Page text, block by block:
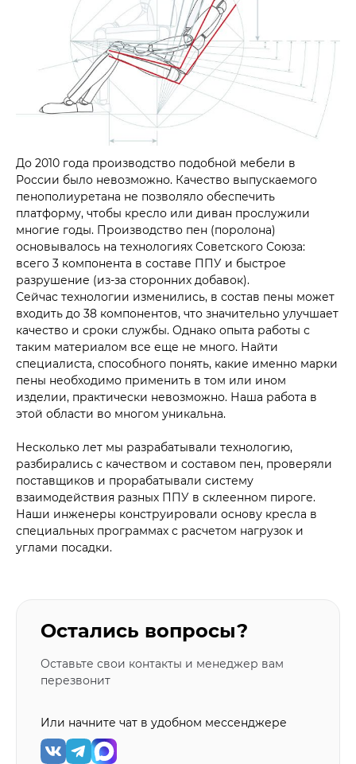
До 2010 года производство подобной мебели в
России было невозможно. Качество выпускаемого
пенополиуретана не позволяло обеспечить
платформу, чтобы кресло или диван прослужили
многие годы. Производство пен (поролона)
основывалось на технологиях Советского Союза:
всего 3 компонента в составе ППУ и быстрое
разрушение (из-за сторонних добавок).
Сейчас технологии изменились, в состав пены может
входить до 38 компонентов, что значительно улучшает
качество и сроки службы. Однако опыта работы с
таким материалом все еще не много. Найти
специалиста, способного понять, какие именно марки
пены необходимо применить в том или ином
изделии, практически невозможно. Наша работа в
этой области во многом уникальна.
Несколько лет мы разрабатывали технологию,
разбирались с качеством и составом пен, проверяли
поставщиков и прорабатывали систему
взаимодействия разных ППУ в склеенном пироге.
Наши инженеры конструировали основу кресла в
специальных программах с расчетом нагрузок и
углами посадки.
Остались вопросы?
Оставьте свои контакты и менеджер вам
перезвонит
Или начните чат в удобном мессенджере